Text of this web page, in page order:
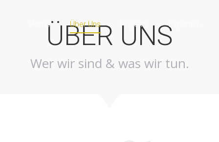
Home Über Uns Projekte Expertise
ÜBER UNS
Wer wir sind & was wir tun.